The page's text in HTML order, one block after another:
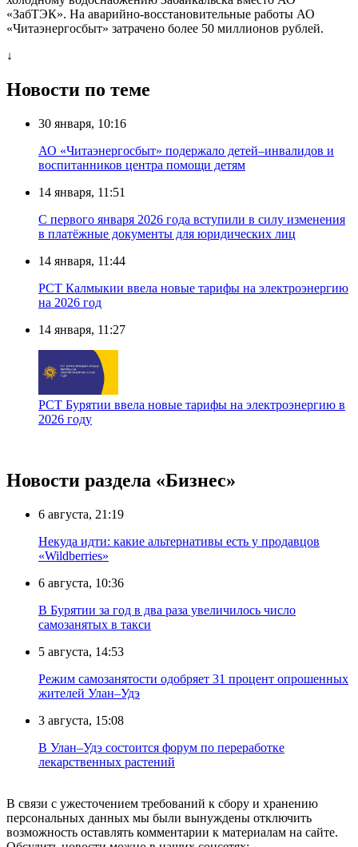
«ЗабТЭК». На аварийно-восстановительные работы АО
«Читаэнергосбыт» затрачено более 50 миллионов рублей.
↓
Новости по теме
30 января, 10:16
АО «Читаэнергосбыт» подержало детей–инвалидов и
воспитанников центра помощи детям
14 января, 11:51
С первого января 2026 года вступили в силу изменения
в платёжные документы для юридических лиц
14 января, 11:44
РСТ Калмыкии ввела новые тарифы на электроэнергию
на 2026 год
14 января, 11:27
РСТ Бурятии ввела новые тарифы на электроэнергию в
2026 году
Новости раздела «Бизнес»
6 августа, 21:19
Некуда идти: какие альтернативы есть у продавцов
«Wildberries»
6 августа, 10:36
В Бурятии за год в два раза увеличилось число
самозанятых в такси
5 августа, 14:53
Режим самозанятости одобряет 31 процент опрошенных
жителей Улан–Удэ
3 августа, 15:08
В Улан–Удэ состоится форум по переработке
лекарственных растений
В связи с ужесточением требований к сбору и хранению
персональных данных мы были вынуждены отключить
возможность оставлять комментарии к материалам на сайте.